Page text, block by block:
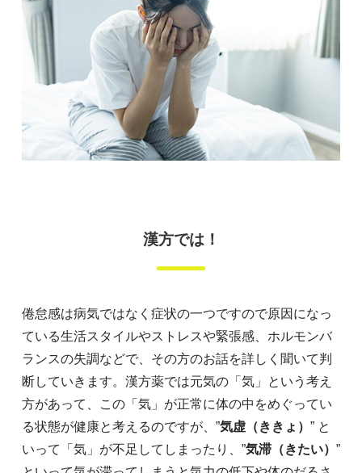
漢方では！
倦怠感は病気ではなく症状の一つですので原因になっ
ている生活スタイルやストレスや緊張感、ホルモンバ
ランスの失調などで、その方のお話を詳しく聞いて判
断していきます。漢方薬では元気の「気」という考え
方があって、この「気」が正常に体の中をめぐってい
る状態が健康と考えるのですが、”気虚（ききょ） ” と
いって「気」が不足してしまったり、”気滞（きたい） ”